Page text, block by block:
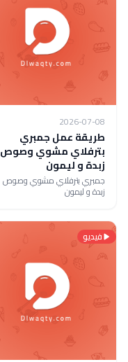
2026-07-08
طريقة عمل جمبري
بترفلاي مشوي وصوص
زبدة و ليمون
جمبري بترفلاي مشوي وصوص
زبدة و ليمون
فيديو